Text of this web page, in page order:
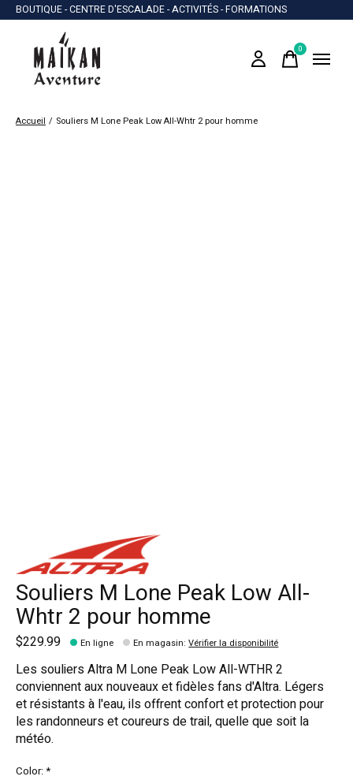
BOUTIQUE - CENTRE D'ESCALADE - ACTIVITÉS - FORMATIONS
0items
Accueil / Souliers M Lone Peak Low All-Whtr 2 pour homme
Souliers M Lone Peak Low All-
Whtr 2 pour homme
$229.99 En ligne En magasin:Vérifier la disponibilité
Les souliers Altra M Lone Peak Low All-WTHR 2
conviennent aux nouveaux et fidèles fans d'Altra. Légers
et résistants à l'eau, ils offrent confort et protection pour
les randonneurs et coureurs de trail, quelle que soit la
météo.
Color:*